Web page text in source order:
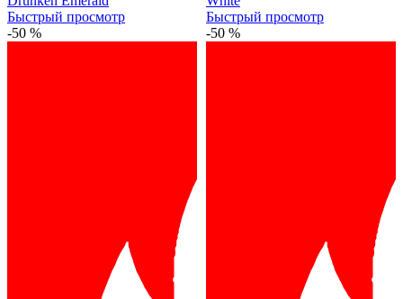
Быстрый просмотр
-50 %
Быстрый просмотр
-50 %